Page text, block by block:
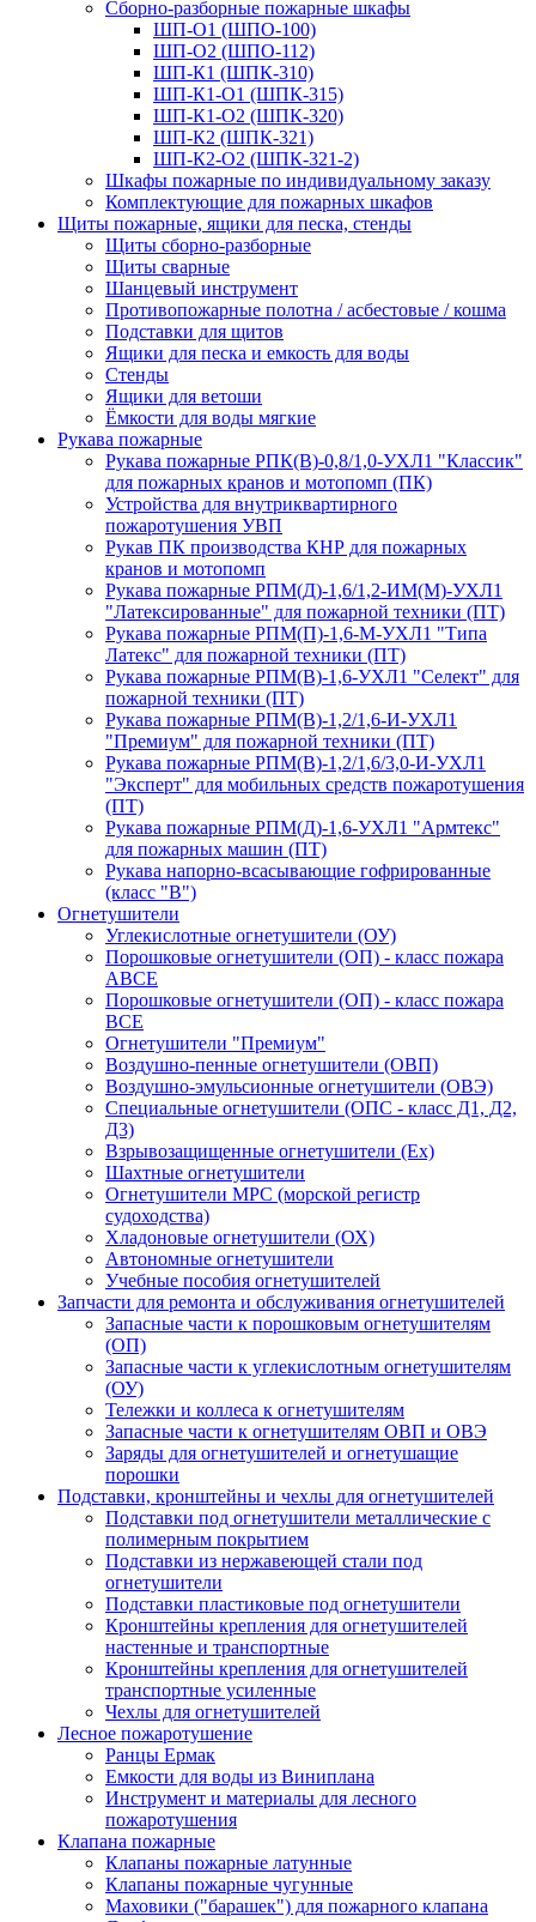
Сборно-разборные пожарные шкафы
ШП-О1 (ШПО-100)
ШП-О2 (ШПО-112)
ШП-К1 (ШПК-310)
ШП-К1-О1 (ШПК-315)
ШП-К1-О2 (ШПК-320)
ШП-К2 (ШПК-321)
ШП-К2-О2 (ШПК-321-2)
Шкафы пожарные по индивидуальному заказу
Комплектующие для пожарных шкафов
Щиты пожарные, ящики для песка, стенды
Щиты сборно-разборные
Щиты сварные
Шанцевый инструмент
Противопожарные полотна / асбестовые / кошма
Подставки для щитов
Ящики для песка и емкость для воды
Стенды
Ящики для ветоши
Ёмкости для воды мягкие
Рукава пожарные
Рукава пожарные РПК(В)-0,8/1,0-УХЛ1 "Классик"
для пожарных кранов и мотопомп (ПК)
Устройства для внутриквартирного
пожаротушения УВП
Рукав ПК производства КНР для пожарных
кранов и мотопомп
Рукава пожарные РПМ(Д)-1,6/1,2-ИМ(M)-УХЛ1
"Латексированные" для пожарной техники (ПТ)
Рукава пожарные РПМ(П)-1,6-М-УХЛ1 "Типа
Латекс" для пожарной техники (ПТ)
Рукава пожарные РПМ(В)-1,6-УХЛ1 "Селект" для
пожарной техники (ПТ)
Рукава пожарные РПМ(В)-1,2/1,6-И-УХЛ1
"Премиум" для пожарной техники (ПТ)
Рукава пожарные РПМ(В)-1,2/1,6/3,0-И-УХЛ1
"Эксперт" для мобильных средств пожаротушения
(ПТ)
Рукава пожарные РПМ(Д)-1,6-УХЛ1 "Армтекс"
для пожарных машин (ПТ)
Рукава напорно-всасывающие гофрированные
(класс "В")
Огнетушители
Углекислотные огнетушители (ОУ)
Порошковые огнетушители (ОП) - класс пожара
АВСЕ
Порошковые огнетушители (ОП) - класс пожара
ВСЕ
Огнетушители "Премиум"
Воздушно-пенные огнетушители (ОВП)
Воздушно-эмульсионные огнетушители (ОВЭ)
Специальные огнетушители (ОПС - класс Д1, Д2,
Д3)
Взрывозащищенные огнетушители (Ex)
Шахтные огнетушители
Огнетушители МРС (морской регистр
судоходства)
Хладоновые огнетушители (ОХ)
Автономные огнетушители
Учебные пособия огнетушителей
Запчасти для ремонта и обслуживания огнетушителей
Запасные части к порошковым огнетушителям
(ОП)
Запасные части к углекислотным огнетушителям
(ОУ)
Тележки и коллеса к огнетушителям
Запасные части к огнетушителям ОВП и ОВЭ
Заряды для огнетушителей и огнетушащие
порошки
Подставки, кронштейны и чехлы для огнетушителей
Подставки под огнетушители металлические с
полимерным покрытием
Подставки из нержавеющей стали под
огнетушители
Подставки пластиковые под огнетушители
Кронштейны крепления для огнетушителей
настенные и транспортные
Кронштейны крепления для огнетушителей
транспортные усиленные
Чехлы для огнетушителей
Лесное пожаротушение
Ранцы Ермак
Емкости для воды из Виниплана
Инструмент и материалы для лесного
пожаротушения
Клапана пожарные
Клапаны пожарные латунные
Клапаны пожарные чугунные
Маховики ("барашек") для пожарного клапана